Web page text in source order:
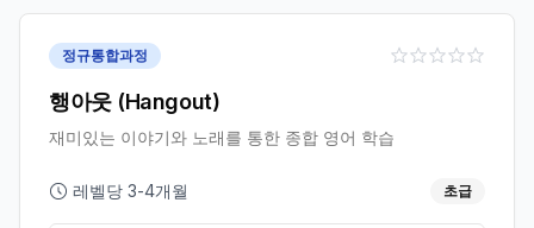
정규통합과정
행아웃 (Hangout)
재미있는 이야기와 노래를 통한 종합 영어 학습
레벨당 3-4개월 초급